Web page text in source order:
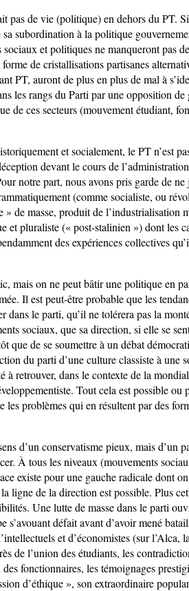
pas de vie (politique) en dehors du PT.
subordination à la politique
et politiques ne manqueront pas
de cristallisations partisanes
PT, auront de plus en plus de mal à
les rangs du Parti par une opposition de
de ces secteurs (mouvement étudiant,
et socialement, le PT n’est
devant le cours de
notre part, nous avons pris garde de ne
(comme socialiste, ou
de masse, produit de l’industrialisation
et pluraliste (« post-stalinien ») dont les
des expériences collectives
mais on ne peut bâtir une politique en
Il est peut-être probable que les
dans le parti, qu’il ne tolérera pas la
sociaux, que sa direction, si elle se
que de se soumettre à un débat
du parti d’une culture classiste à une
retrouver, dans le contexte de la
Tout cela est possible ou
les problèmes qui en résultent par des
d’un conservatisme pieux, mais d’un
À tous les niveaux (mouvements
existe pour une gauche radicale dont
ligne de la direction est possible. Plus
Une lutte de masse dans le parti
s’avouant défait avant d’avoir mené
et d’économistes (sur l’Alca,
de l’union des étudiants, les
fonctionnaires, les témoignages
d’éthique », son extraordinaire